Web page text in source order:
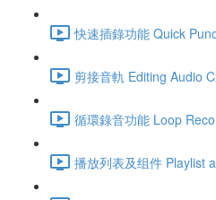
快速插錄功能 Quick
剪接音軌 Editing Audio
循環錄音功能 Loop
播放列表及组件 Playlist